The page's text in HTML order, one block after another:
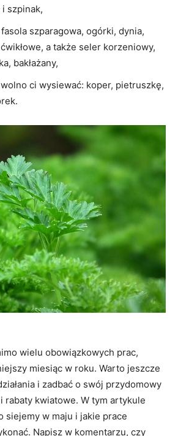
szpinak,
szparagowa, ogórki, dynia,
a także seler korzeniowy,
bakłażany,
wolno ci wysiewać: koper, pietruszkę,
wielu obowiązkowych prac,
miesiąc w roku. Warto jeszcze
i zadbać o swój przydomowy
rabaty kwiatowe. W tym artykule
siejemy w maju i jakie prace
Napisz w komentarzu, czy